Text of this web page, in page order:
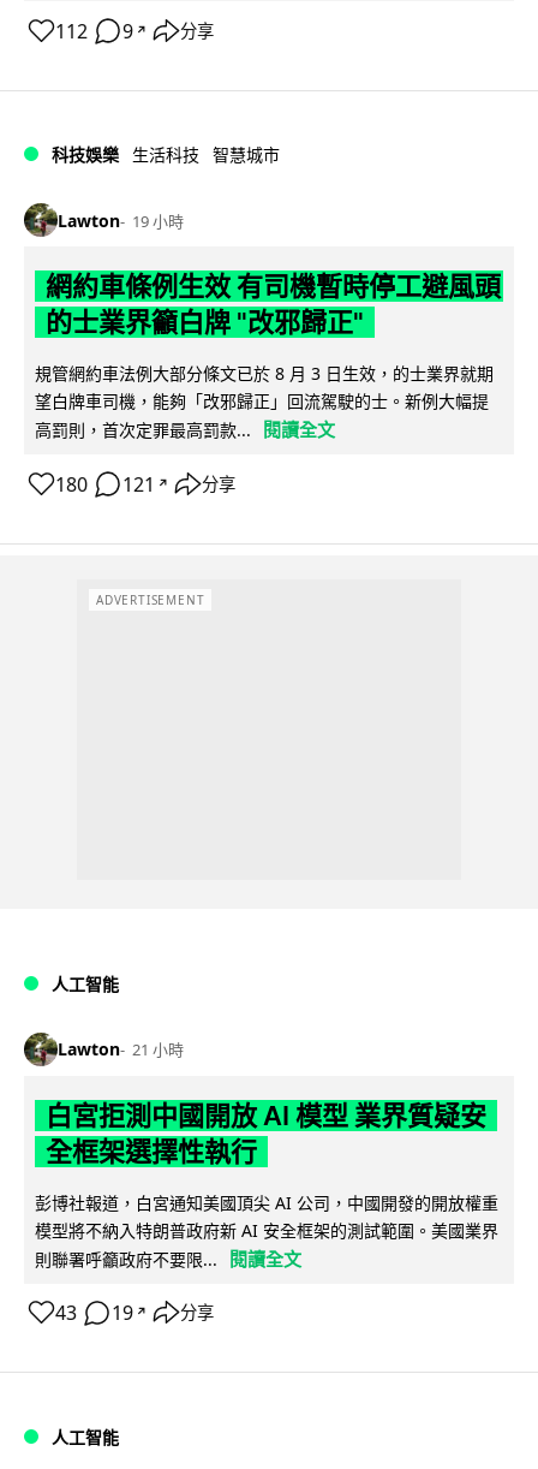
112 9 ↗ 分享
科技娛樂 生活科技 智慧城市
Lawton 19 小時
網約車條例生效 有司機暫時停工避風頭
的士業界籲白牌 "改邪歸正"
規管網約車法例大部分條文已於 8 月 3 日生效，的士業界就期
望白牌車司機，能夠「改邪歸正」回流駕駛的士。新例大幅提
高罰則，首次定罪最高罰款...
閱讀全文
180 121 ↗ 分享
ADVERTISEMENT
人工智能
Lawton 21 小時
白宮拒測中國開放 AI 模型 業界質疑安
全框架選擇性執行
彭博社報道，白宮通知美國頂尖 AI 公司，中國開發的開放權重
模型將不納入特朗普政府新 AI 安全框架的測試範圍。美國業界
則聯署呼籲政府不要限...
閱讀全文
43 19 ↗ 分享
人工智能